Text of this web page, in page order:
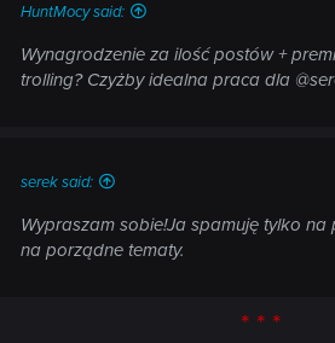
HuntMocy said:
Wynagrodzenie za ilość postów +
trolling? Czyżby idealna praca dla
serek said:
Wypraszam sobie!Ja spamuję tylko na
na porządne tematy.
* * *